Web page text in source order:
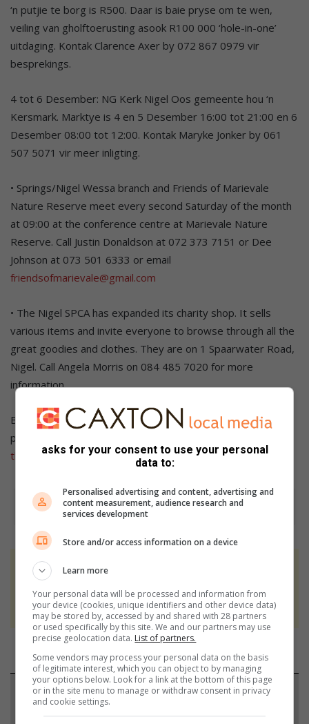
‘n putjie te borg is R500. Daar is baie pryse om te wen,
veiling van gholftoerusting asook R100 000 ‘hole-in-one’
uitdaging. Kontak Clarence Axer by 072 867 0979 vir
besprekings.
4 tot 6 Desember: NG Kerk Nigel Oos gemeente hou ‘n
Kersmark. Marktye is 4 en 5 Desember 16:00 tot 21:00 en 6
Desember 08:00 tot 12:00. Kontak Maryke Jonker by 061
507 5071 vir meer inligting.
• Springs/Nigel Wessa branch and Friends of Marievale
Nature Reserve meet every second Saturday of the month
at 09:00 at the conference centre at Marievale Nature
Reserve. Call Justin Donaldson at 072 373 7151 or Dee
Johnson at 073 501 6333 or email
friendsofmarievale@gmail.com
• The Nigel SPCA has expanded its charity shop. It sells
various items and invite everyone to browse through all the
great goodies and clothes. They are on 1 Spaarwater Road,
Nigel. Call Angela Morris on 084 485 7020 for more
information.
Beplan jy ‘n geleentheid, fondsinsameling of ‘n funksie? Ons
plaas dit gratis. Stuur volledige besonderhede na
thelma@caxton.co.za
At Caxton, every story is written by humans.
We use AI only to perform quality checks -
never to generate the news. Happy reading!
Support local journalism
asks for your consent to use your personal
data to:
Personalised advertising and content, advertising and
content measurement, audience research and
services development
Store and/or access information on a device
Learn more
Your personal data will be processed and information from
your device (cookies, unique identifiers and other device data)
may be stored by, accessed by and shared with 28 partners
or used specifically by this site. We and our partners may use
precise geolocation data. List of partners.
Some vendors may process your personal data on the basis
of legitimate interest, which you can object to by managing
your options below. Look for a link at the bottom of this page
or in the site menu to manage or withdraw consent in privacy
and cookie settings.